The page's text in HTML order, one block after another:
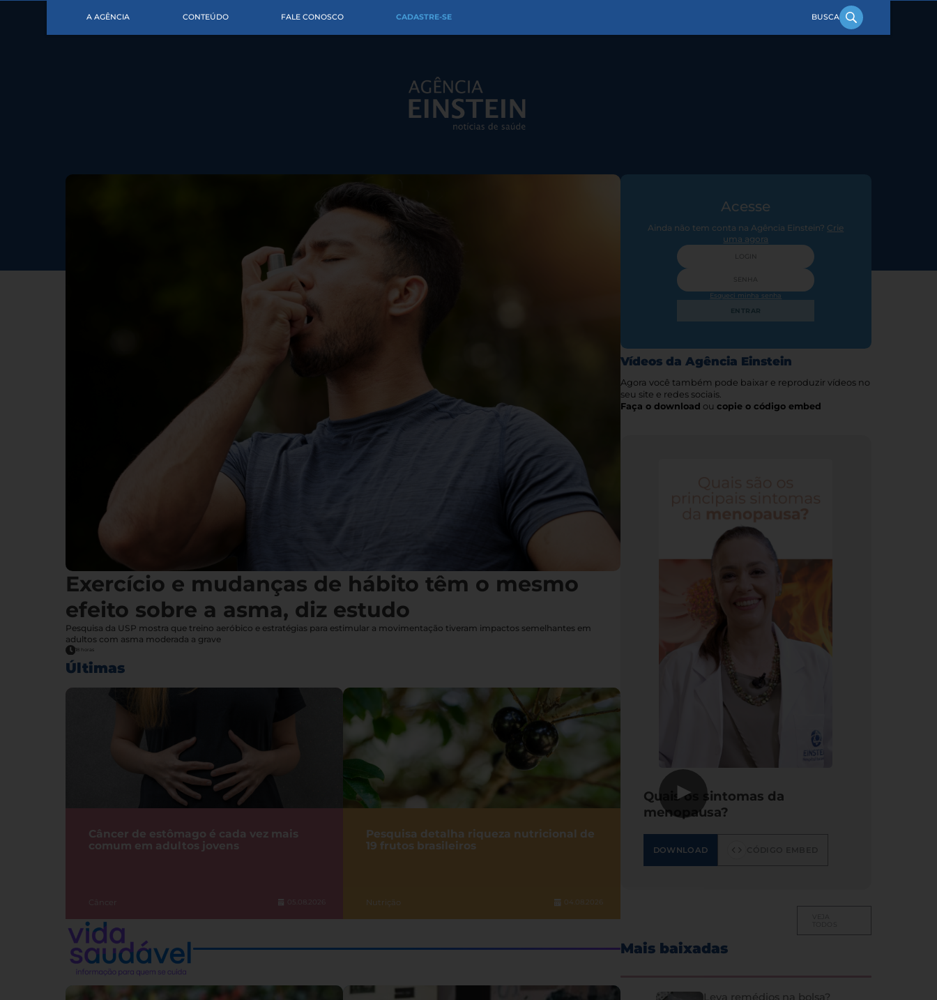
A AGÊNCIA CONTEÚDO FALE CONOSCO CADASTRE-SE
Exercício e mudanças de hábito têm o mesmo
efeito sobre a asma, diz estudo
Pesquisa da USP mostra que treino aeróbico e estratégias para estimular a movimentação tiveram impactos semelhantes em
adultos com asma moderada a grave
18 horas
Últimas
Câncer de estômago é cada vez mais
comum em adultos jovens
Câncer 05.08.2026
Pesquisa detalha riqueza nutricional de
19 frutos brasileiros
Nutrição 04.08.2026
Acesse
Ainda não tem conta na Agência Einstein? Crie
uma agora
Esqueci minha senha
ENTRAR
Vídeos da Agência Einstein
Agora você também pode baixar e reproduzir vídeos no
seu site e redes sociais.
Faça o download ou copie o código embed
▶
Quais os sintomas da
menopausa?
DOWNLOAD
Mais baixadas
Leva remédios na bolsa?